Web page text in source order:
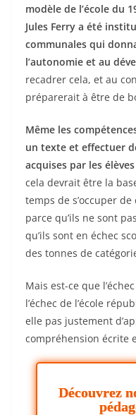
modèle de l’école du
Jules Ferry a été
communales qui
l’autonomie et au
recadrer cela, et au
préparerait à être de
Même les
un texte et effectuer
acquises par les
cela devrait être la
temps de s’occuper
parce qu’ils ne sont
qu’ils sont en échec
des tonnes de
Mais est-ce que
l’échec de l’école
elle pas justement
compréhension écrite
Découvrez